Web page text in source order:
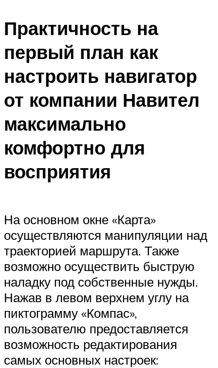
Практичность на
первый план как
настроить навигатор
от компании Навител
максимально
комфортно для
восприятия
На основном окне «Карта»
осуществляются манипуляции над
траекторией маршрута. Также
возможно осуществить быструю
наладку под собственные нужды.
Нажав в левом верхнем углу на
пиктограмму «Компас»,
пользователю предоставляется
возможность редактирования
самых основных настроек: